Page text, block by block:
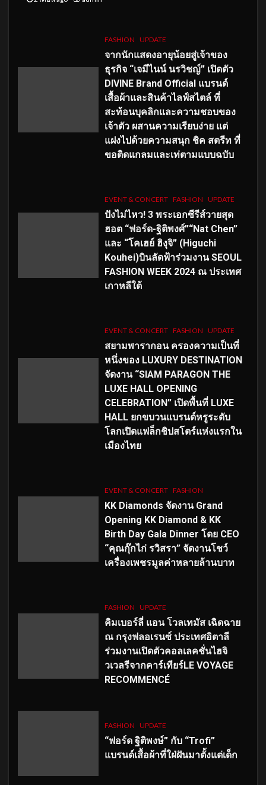
FASHION UPDATE
จากนักแสดงอายุน้อยสู่เจ้าของ
ธุรกิจ “เจมีไนน์ นรวิชญ์” เปิดตัว
DIVINE Brand Official แบรนด์
เสื้อผ้าและสินค้าไลฟ์สไตล์ ที่
สะท้อนบุคลิกและความชอบของ
เจ้าตัว ผสานความเรียบง่าย แต่
แฝงไปด้วยความสนุก ชิค สตรีท ที่
ขอติดแกลมและเท่ตามแบบฉบับ
EVENT & CONCERT FASHION UPDATE
ปังไม่ไหว! 3 พระเอกซีรีส์วายสุด
ฮอต “ฟอร์ด-ฐิติพงศ์”“Nat Chen”
และ “โคเฮย์ ฮิงุจิ” (Higuchi
Kouhei)บินลัดฟ้าร่วมงาน SEOUL
FASHION WEEK 2024 ณ ประเทศ
เกาหลีใต้
EVENT & CONCERT FASHION UPDATE
สยามพารากอน ครองความเป็นที่
หนึ่งของ LUXURY DESTINATION
จัดงาน “SIAM PARAGON THE
LUXE HALL OPENING
CELEBRATION” เปิดพื้นที่ LUXE
HALL ยกขบวนแบรนด์หรูระดับ
โลกเปิดแฟล็กชิปสโตร์แห่งแรกใน
เมืองไทย
EVENT & CONCERT FASHION
KK Diamonds จัดงาน Grand
Opening KK Diamond & KK
Birth Day Gala Dinner โดย CEO
“คุณกุ๊กไก่ รวิสรา” จัดงานโชว์
เครื่องเพชรมูลค่าหลายล้านบาท
FASHION UPDATE
คิมเบอร์ลี่ แอน โวลเทมัส เฉิดฉาย
ณ กรุงฟลอเรนซ์ ประเทศอิตาลี
ร่วมงานเปิดตัวคอลเลคชั่นไฮจิ
วเวลรีจากคาร์เทียร์LE VOYAGE
RECOMMENCÉ
FASHION UPDATE
“ฟอร์ด ฐิติพงษ์” กับ “Trofi”
แบรนด์เสื้อผ้าที่ใฝ่ฝันมาตั้งแต่เด็ก